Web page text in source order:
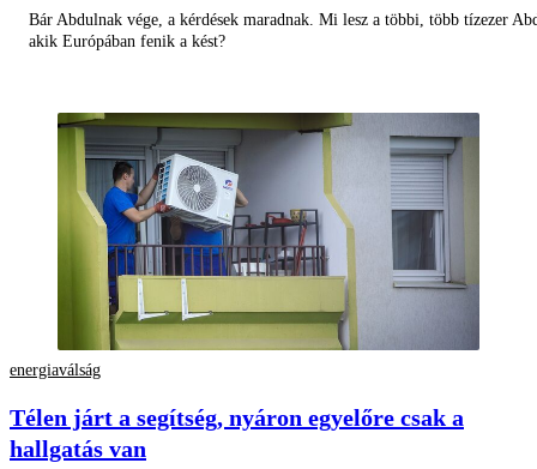
Bár Abdulnak vége, a kérdések maradnak. Mi lesz a többi, több tízezer
akik Európában fenik a kést?
energiaválság
Télen járt a segítség, nyáron egyelőre csak a
hallgatás van